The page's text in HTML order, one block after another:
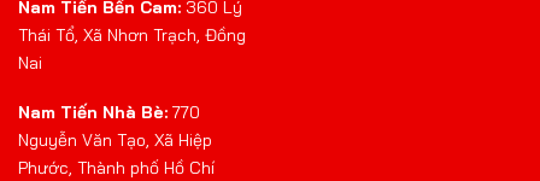
Nam Tiến Bến Cam: 360 Lý
Thái Tổ, Xã Nhơn Trạch, Đồng
Nai
Nam Tiến Nhà Bè: 770
Nguyễn Văn Tạo, Xã Hiệp
Phước, Thành phố Hồ Chí